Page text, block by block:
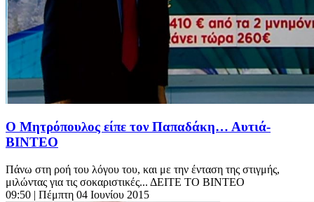
Ο Μητρόπουλος είπε τον Παπαδάκη… Αυτιά-
ΒΙΝΤΕΟ
Πάνω στη ροή του λόγου του, και με την ένταση της στιγμής,
μιλώντας για τις σοκαριστικές... ΔΕΙΤΕ ΤΟ ΒΙΝΤΕΟ
09:50 | Πέμπτη 04 Ιουνίου 2015